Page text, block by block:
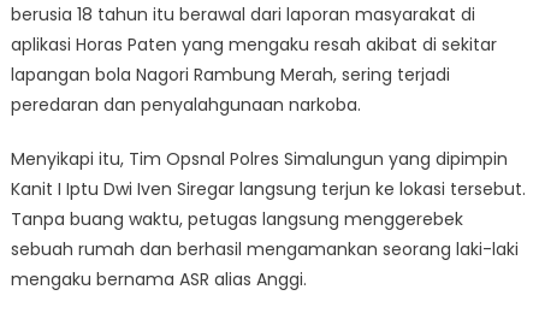
berusia 18 tahun itu berawal dari laporan masyarakat di
aplikasi Horas Paten yang mengaku resah akibat di sekitar
lapangan bola Nagori Rambung Merah, sering terjadi
peredaran dan penyalahgunaan narkoba.
Menyikapi itu, Tim Opsnal Polres Simalungun yang dipimpin
Kanit I Iptu Dwi Iven Siregar langsung terjun ke lokasi tersebut.
Tanpa buang waktu, petugas langsung menggerebek
sebuah rumah dan berhasil mengamankan seorang laki-laki
mengaku bernama ASR alias Anggi.